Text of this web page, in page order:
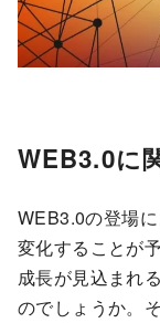
WEB3.0に
WEB3.0の登場
変化することが
成長が見込まれ
のでしょうか。